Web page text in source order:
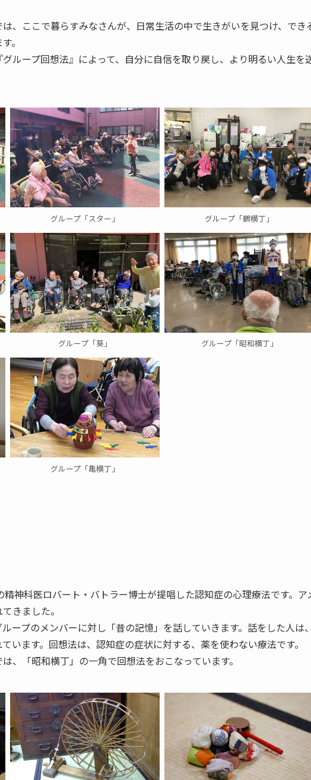
、ここで暮らすみなさんが、日常生活の中で生きがいを見つけ、でき
。
ループ回想法』によって、自分に自信を取り戻し、より明るい人生を
グループ「スター」 グループ「鶴横丁」
グループ「葵」 グループ「昭和横丁」
グループ「亀横丁」
神科医ロバート・バトラー博士が提唱した認知症の心理療法です。ア
きました。
ープのメンバーに対し「昔の記憶」を話していきます。話をした人
います。回想法は、認知症の症状に対する、薬を使わない療法です。
、「昭和横丁」の一角で回想法をおこなっています。